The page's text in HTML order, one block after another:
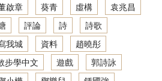
啟章 葵青 虛構
袁兆昌
評論 詩
詩歌
我城 資料
趙曉彤
步學中文 遊戲
郭詩詠